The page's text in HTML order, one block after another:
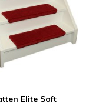
Elite Soft